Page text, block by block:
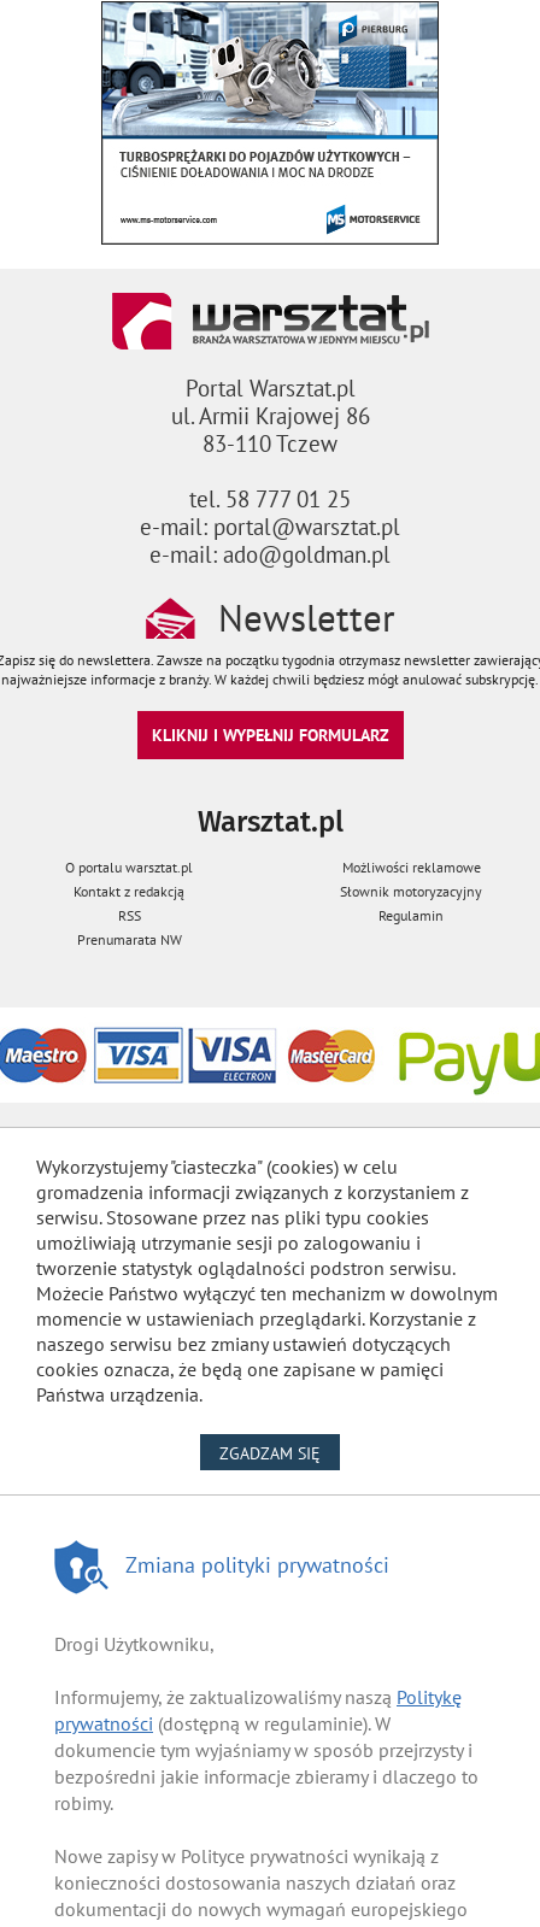
Portal Warsztat.pl
ul. Armii Krajowej 86
83-110 Tczew
tel. 58 777 01 25
e-mail: portal@warsztat.pl
e-mail: ado@goldman.pl
Newsletter
się do newslettera. Zawsze na początku tygodnia otrzymasz newsletter
najważniejsze informacje z branży. W każdej chwili będziesz mógł anulować subskrypcję.
KLIKNIJ I WYPEŁNIJ FORMULARZ
Warsztat.pl
O portalu warsztat.pl
Możliwości reklamowe
Kontakt z redakcją
Słownik motoryzacyjny
RSS
Regulamin
Prenumarata NW
Wykorzystujemy "ciasteczka" (cookies) w celu
gromadzenia informacji związanych z korzystaniem z
serwisu. Stosowane przez nas pliki typu cookies
umożliwiają utrzymanie sesji po zalogowaniu i
tworzenie statystyk oglądalności podstron serwisu.
Możecie Państwo wyłączyć ten mechanizm w dowolnym
momencie w ustawieniach przeglądarki. Korzystanie z
naszego serwisu bez zmiany ustawień dotyczących
cookies oznacza, że będą one zapisane w pamięci
Państwa urządzenia.
ZGADZAM SIĘ
Zmiana polityki prywatności
Drogi Użytkowniku,
Informujemy, że zaktualizowaliśmy naszą Politykę
prywatności (dostępną w regulaminie). W
dokumencie tym wyjaśniamy w sposób przejrzysty i
bezpośredni jakie informacje zbieramy i dlaczego to
robimy.
Nowe zapisy w Polityce prywatności wynikają z
konieczności dostosowania naszych działań oraz
dokumentacji do nowych wymagań europejskiego